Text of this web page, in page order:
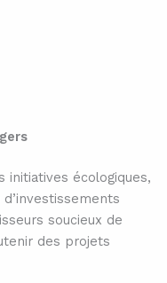
initiatives écologiques,
soucieux de
des projets